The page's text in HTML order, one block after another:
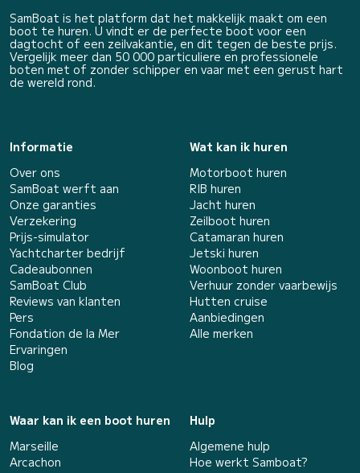
SamBoat is het platform dat het makkelijk maakt om een
boot te huren. U vindt er de perfecte boot voor een
dagtocht of een zeilvakantie, en dit tegen de beste prijs.
Vergelijk meer dan 50 000 particuliere en professionele
boten met of zonder schipper en vaar met een gerust hart
de wereld rond.
Informatie
Over ons
SamBoat werft aan
Onze garanties
Verzekering
Prijs-simulator
Yachtcharter bedrijf
Cadeaubonnen
SamBoat Club
Reviews van klanten
Pers
Fondation de la Mer
Ervaringen
Blog
Wat kan ik huren
Motorboot huren
RIB huren
Jacht huren
Zeilboot huren
Catamaran huren
Jetski huren
Woonboot huren
Verhuur zonder vaarbewijs
Hutten cruise
Aanbiedingen
Alle merken
Waar kan ik een boot huren
Marseille
Arcachon
Hulp
Algemene hulp
Hoe werkt Samboat?